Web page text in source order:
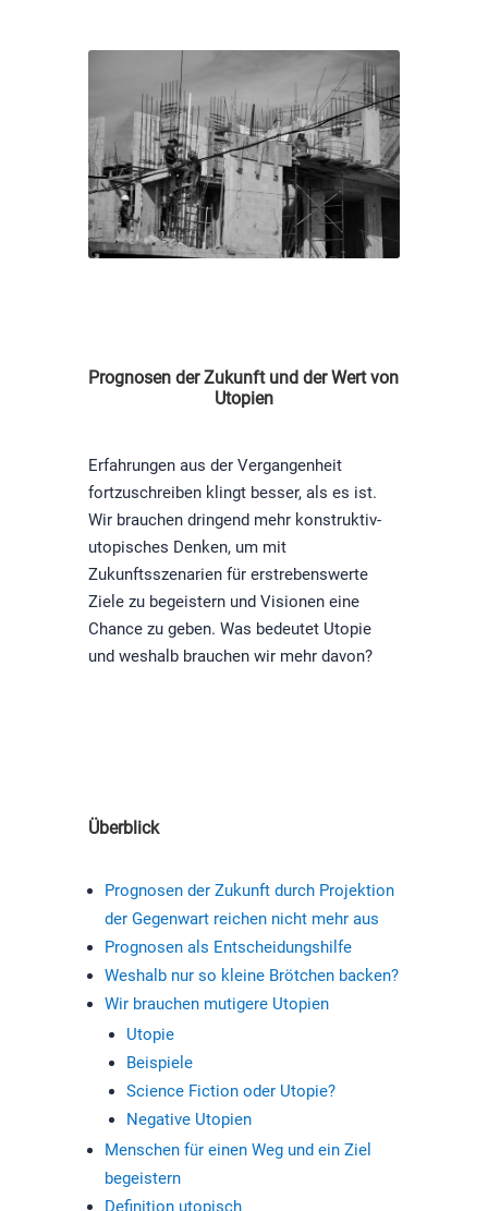
Prognosen der Zukunft und der Wert von
Utopien
Erfahrungen aus der Vergangenheit
fortzuschreiben klingt besser, als es ist.
Wir brauchen dringend mehr konstruktiv-
utopisches Denken, um mit
Zukunftsszenarien für erstrebenswerte
Ziele zu begeistern und Visionen eine
Chance zu geben. Was bedeutet Utopie
und weshalb brauchen wir mehr davon?
Überblick
Prognosen der Zukunft durch Projektion
der Gegenwart reichen nicht mehr aus
Prognosen als Entscheidungshilfe
Weshalb nur so kleine Brötchen backen?
Wir brauchen mutigere Utopien
Utopie
Beispiele
Science Fiction oder Utopie?
Negative Utopien
Menschen für einen Weg und ein Ziel
begeistern
Definition utopisch